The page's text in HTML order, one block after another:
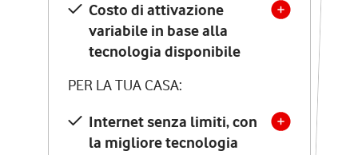
Costo di attivazione
variabile in base alla
tecnologia disponibile
PER LA TUA CASA:
Internet senza limiti, con
la migliore tecnologia
Costo di attivazione
variabile in base alla
tecnologia disponibile
PER LA TUA CASA:
Internet senza limiti, con
la migliore tecnologia
Vodafone